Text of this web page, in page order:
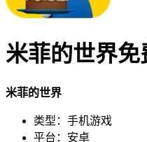
米菲的世界免
米菲的世界
类型：手机游戏
平台：安卓